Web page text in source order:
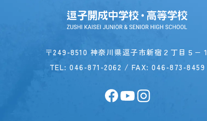
〒249-8510 神奈川県逗子市新宿２丁目５−１
TEL:046-871-2062 / FAX: 046-873-8459